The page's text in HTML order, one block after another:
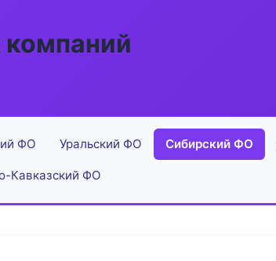
компаний
ФО Уральский ФО Сибирский ФО
Кавказский ФО